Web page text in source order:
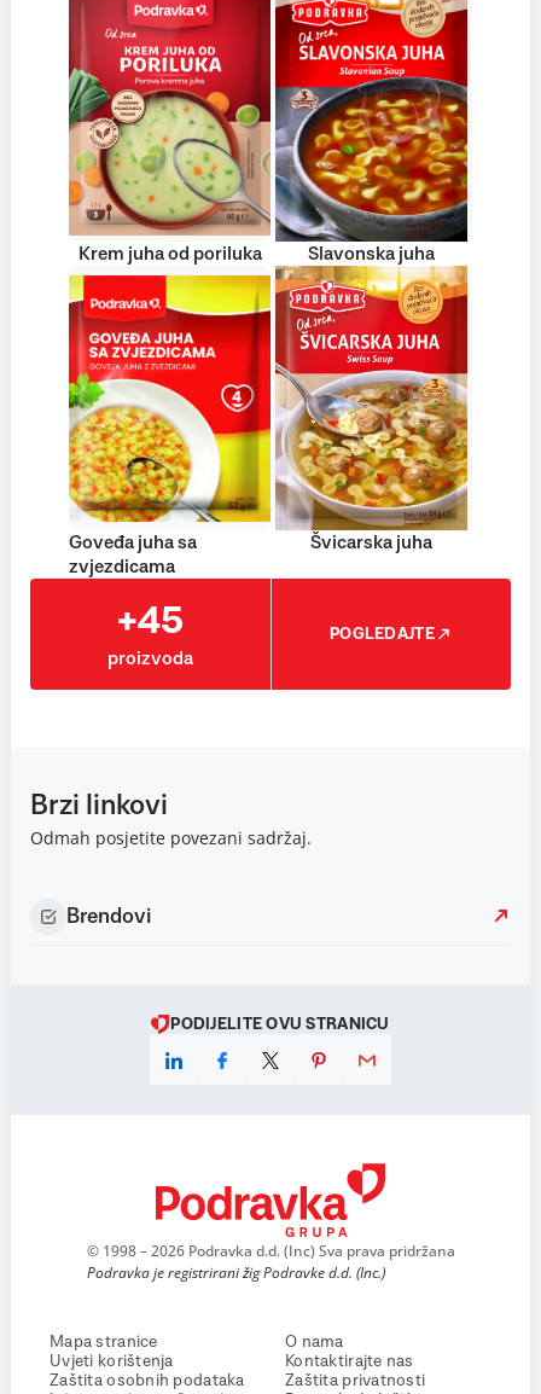
Krem juha od poriluka Slavonska juha
Goveđa juha sa
zvjezdicama
Švicarska juha
+45
proizvoda
POGLEDAJTE
Brzi linkovi
Odmah posjetite povezani sadržaj.
Brendovi
PODIJELITE OVU STRANICU
© 1998 – 2026 Podravka d.d. (Inc) Sva prava pridržana
Podravka je registrirani žig Podravke d.d. (Inc.)
Mapa stranice
Uvjeti korištenja
Zaštita osobnih podataka
O nama
Kontaktirajte nas
Zaštita privatnosti